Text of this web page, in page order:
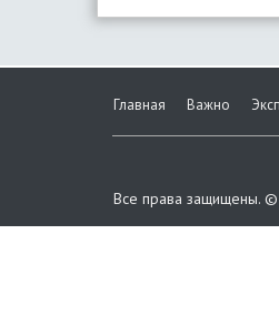
Главная Важно
Все права защищены.